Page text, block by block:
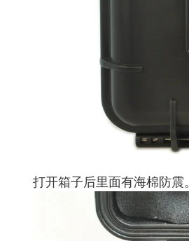
打开箱子后里面有海棉防震。